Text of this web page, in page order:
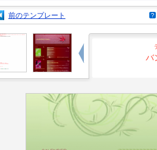
前のテンプレート
バ